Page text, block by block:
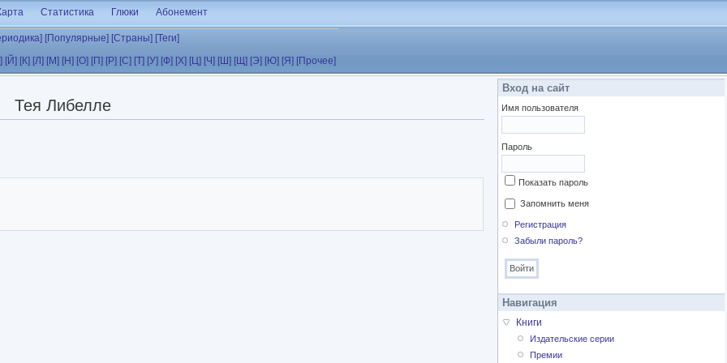
Статистика Глюки Абонемент
[Популярные] [Страны] [Теги]
[Й] [К] [Л] [М] [Н] [О] [П] [Р] [С] [Т] [У] [Ф] [Х] [Ц] [Ч] [Ш] [Щ] [Э] [Ю] [Я] [Прочее]
Тея Либелле
Вход на сайт
Имя пользователя
Пароль
Показать пароль
Запомнить меня
Регистрация
Забыли пароль?
Навигация
Книги
Издательские серии
Премии